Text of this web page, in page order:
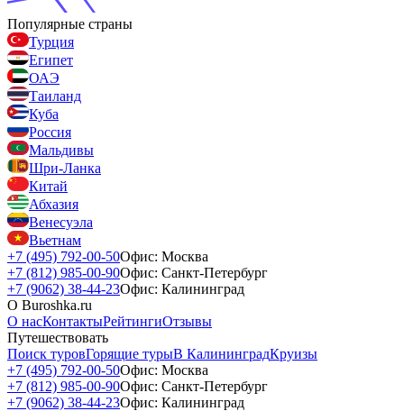
Популярные страны
Турция
Египет
ОАЭ
Таиланд
Куба
Россия
Мальдивы
Шри-Ланка
Китай
Абхазия
Венесуэла
Вьетнам
+7 (495) 792-00-50Офис: Москва
+7 (812) 985-00-90Офис: Санкт-Петербург
+7 (9062) 38-44-23Офис: Калининград
О Buroshka.ru
О насКонтактыРейтингиОтзывы
Путешествовать
Поиск туровГорящие турыВ КалининградКруизы
+7 (495) 792-00-50Офис: Москва
+7 (812) 985-00-90Офис: Санкт-Петербург
+7 (9062) 38-44-23Офис: Калининград